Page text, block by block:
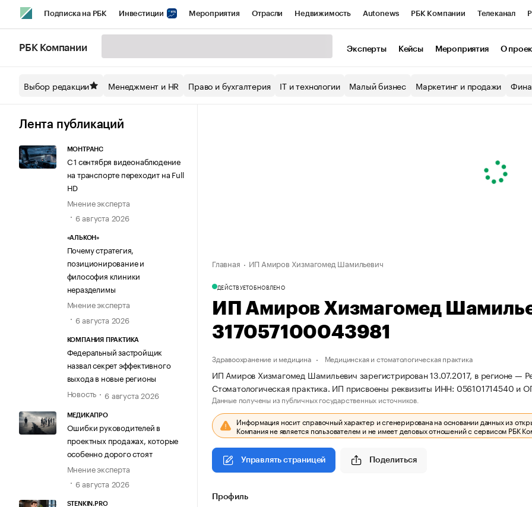
Подписка на РБК Инвестиции Мероприятия Отрасли Недвижимость Autonews РБК Компании Телеканал
Спецпроекты СПб Конференции СПб Спецпроекты Экономика Бизнес
Технологии и медиа
РБК Компании Эксперты Кейсы Мероприятия О
Выбор редакции Менеджмент и HR Право и бухгалтерия IT и технологии Малый бизнес Маркетинг и продажи
Лента публикаций
МОНТРАНС
С 1 сентября видеонаблюдение
на транспорте переходит на Full
HD
Мнение эксперта
6 августа 2026
«АЛЬКОН»
Почему стратегия,
позиционирование и
философия клиники
неразделимы
Мнение эксперта
6 августа 2026
КОМПАНИЯ ПРАКТИКА
Федеральный застройщик
назвал секрет эффективного
выхода в новые регионы
Новость
6 августа 2026
МЕДИКАПРО
Ошибки руководителей в
проектных продажах, которые
особенно дорого стоят
Мнение эксперта
6 августа 2026
STENKIN.PRO
Главная ИП Амиров Хизмагомед Шамильевич
ДЕЙСТВУЕТОБНОВЛЕНО
ИП Амиров Хизмагомед
317057100043981
Здравоохранение и медицина Медицинская и стоматологическая практика
ИП Амиров Хизмагомед Шамильевич зарегистрирован 13.07.2017, в регионе —
Стоматологическая практика. ИП присвоены реквизиты ИНН: 056101714540 и
Данные получены из публичных государственных источников.
Информация носит справочный характер и сгенерирована на основании данных из
Компания не является пользователем и не имеет деловых отношений с сервисом РБК
Управлять страницей Поделиться
Профиль